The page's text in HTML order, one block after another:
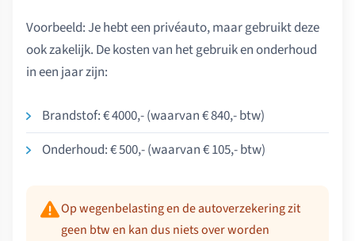
Voorbeeld: Je hebt een privéauto, maar gebruikt deze
ook zakelijk. De kosten van het gebruik en onderhoud
in een jaar zijn:
Brandstof: € 4000,- (waarvan € 840,- btw)
Onderhoud: € 500,- (waarvan € 105,- btw)
Op wegenbelasting en de autoverzekering zit
geen btw en kan dus niets over worden